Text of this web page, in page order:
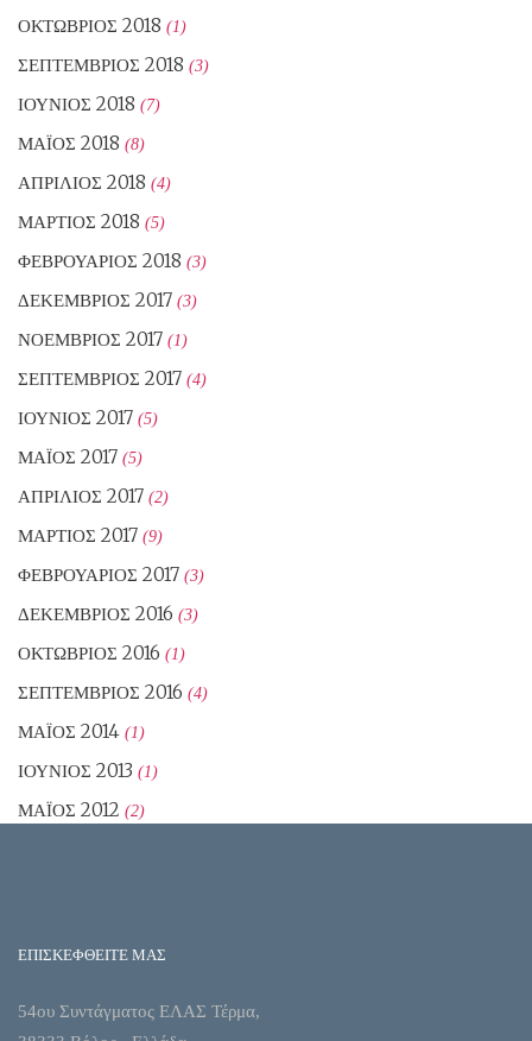
ΟΚΤΏΒΡΙΟΣ 2018 (1)
ΣΕΠΤΈΜΒΡΙΟΣ 2018 (3)
ΙΟΎΝΙΟΣ 2018 (7)
ΜΆΙΟΣ 2018 (8)
ΑΠΡΊΛΙΟΣ 2018 (4)
ΜΆΡΤΙΟΣ 2018 (5)
ΦΕΒΡΟΥΆΡΙΟΣ 2018 (3)
ΔΕΚΈΜΒΡΙΟΣ 2017 (3)
ΝΟΈΜΒΡΙΟΣ 2017 (1)
ΣΕΠΤΈΜΒΡΙΟΣ 2017 (4)
ΙΟΎΝΙΟΣ 2017 (5)
ΜΆΙΟΣ 2017 (5)
ΑΠΡΊΛΙΟΣ 2017 (2)
ΜΆΡΤΙΟΣ 2017 (9)
ΦΕΒΡΟΥΆΡΙΟΣ 2017 (3)
ΔΕΚΈΜΒΡΙΟΣ 2016 (3)
ΟΚΤΏΒΡΙΟΣ 2016 (1)
ΣΕΠΤΈΜΒΡΙΟΣ 2016 (4)
ΜΆΙΟΣ 2014 (1)
ΙΟΎΝΙΟΣ 2013 (1)
ΜΆΙΟΣ 2012 (2)
ΕΠΙΣΚΕΦΘΕΙΤΕ ΜΑΣ
54ου Συντάγματος ΕΛΑΣ Τέρμα,